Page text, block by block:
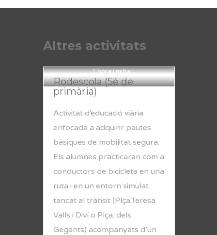
Altres activitats
1 hora i mitja
Rodescola (5è de
primària)
Activitat d’educació viària
enfocada a adquirir pautes
bàsiques de mobilitat segura.
Els alumnes practicaran com a
conductors de bicicleta en una
ruta i en un entorn simulat
tancat al trànsit (Plça.Teresa
Valls i Diví o Plça. dels
Gegants) acompanyats d’un